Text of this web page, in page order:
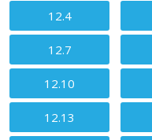
12.4
12.7
12.10
12.13